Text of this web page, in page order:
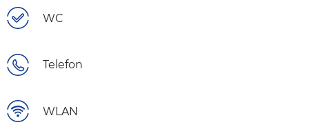
WC
Telefon
WLAN